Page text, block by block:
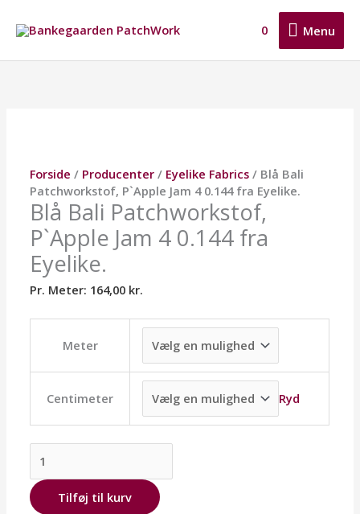
indholdet
Menu
Menu
0
Forside / Producenter / Eyelike Fabrics / Blå Bali
Patchworkstof, P`Apple Jam 4 0.144 fra Eyelike.
Blå Bali Patchworkstof,
P`Apple Jam 4 0.144 fra
Eyelike.
Pr. Meter: 164,00 kr.
Meter
Centimeter Ryd
0.144
fra
Eyelike.
antal
Tilføj til kurv
kan
vælges
på
varesiden
kan
vælges
på
varesiden
kan
vælges
på
varesiden